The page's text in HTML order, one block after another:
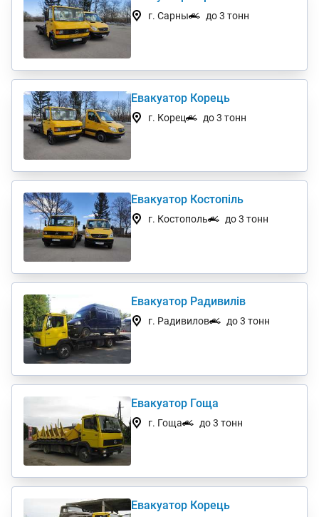
г. Сарны до 3 тонн
Евакуатор Корець
г. Корец до 3 тонн
Евакуатор Костопіль
г. Костополь до 3 тонн
Евакуатор Радивилів
г. Радивилов до 3 тонн
Евакуатор Гоща
г. Гоща до 3 тонн
Евакуатор Корець